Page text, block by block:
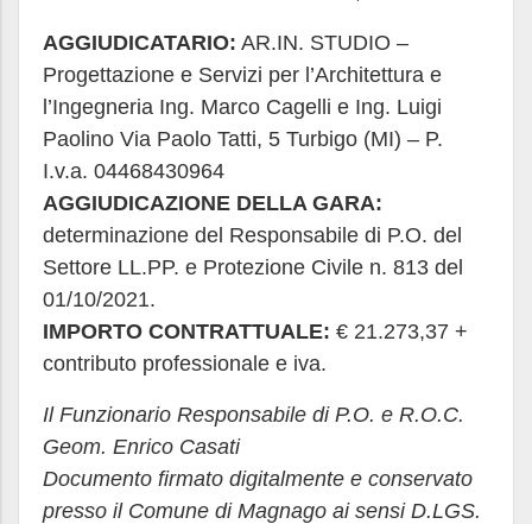
AGGIUDICATARIO: AR.IN. STUDIO –
Progettazione e Servizi per l’Architettura e
l’Ingegneria Ing. Marco Cagelli e Ing. Luigi
Paolino Via Paolo Tatti, 5 Turbigo (MI) – P.
I.v.a. 04468430964
AGGIUDICAZIONE DELLA GARA:
determinazione del Responsabile di P.O. del
Settore LL.PP. e Protezione Civile n. 813 del
01/10/2021.
IMPORTO CONTRATTUALE: € 21.273,37 +
contributo professionale e iva.
Il Funzionario Responsabile di P.O. e R.O.C.
Geom. Enrico Casati
Documento firmato digitalmente e conservato
presso il Comune di Magnago ai sensi D.LGS.